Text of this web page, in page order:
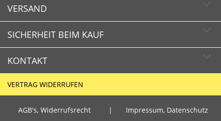
VERSAND
SICHERHEIT BEIM KAUF
Schnelle Lieferzeiten
Käuferschutz
Sichere Zahlung mit SSL-Verschlüsselung
Datenschutz
KONTAKT
+49 (0)30 351 26 92 80
VERTRAG WIDERRUFEN
AGB's, Widerrufsrecht | Impressum, Datenschutz